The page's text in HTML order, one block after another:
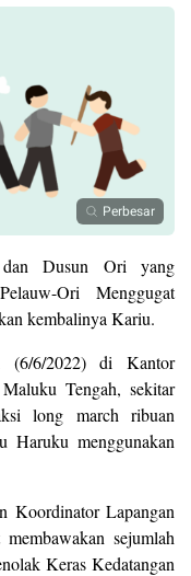
Perbesar
dan Dusun Ori yang
Ori Menggugat
kembalinya Kariu.
(6/6/2022) di Kantor
Tengah, sekitar
long march ribuan
Haruku menggunakan
Koordinator Lapangan
sejumlah
Keras Kedatangan